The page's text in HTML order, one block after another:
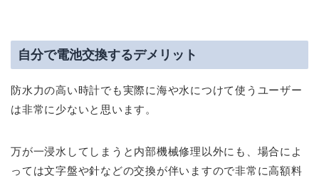
自分で電池交換するデメリット
防水力の高い時計でも実際に海や水につけて使うユーザー
は非常に少ないと思います。
万が一浸水してしまうと内部機械修理以外にも、場合によ
っては文字盤や針などの交換が伴いますので非常に高額料